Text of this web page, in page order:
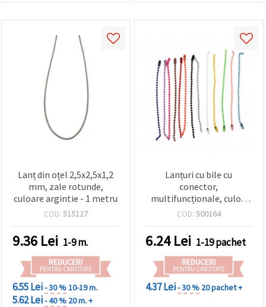
Lanț din oțel 2,5x2,5x1,2
mm, zale rotunde,
culoare argintie - 1 metru
COD: 515127
9.36 Lei 1-9 m.
REDUCERI
PENTRU CANTITATE
6.55 Lei- 30 %10-19 m.
5.62 Lei- 40 % 20 m. +
Lanțuri cu bile cu
conector,
multifuncționale, culori
mixte, 120x2.2 mm – 20
bijuterii, etichete și
proiecte DIY
COD: 500164
6.24Lei 1-19 pachet
REDUCERI
PENTRU CANTITATE
4.37 Lei- 30 % 20 pachet +